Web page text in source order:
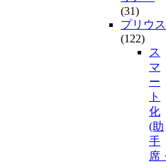
(31)
プリウス
(122)
ス
マ
ー
ト
化
(助
手
席